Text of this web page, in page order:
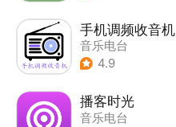
手机调频收音机
音乐电台
4.9
播客时光
音乐电台